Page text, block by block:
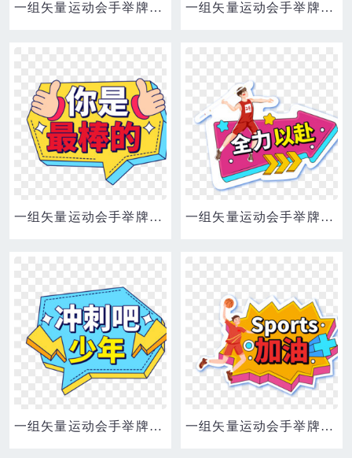
一组矢量运动会手举牌合集元素三 一组矢量运动会手举牌合集元素一
一组矢量运动会手举牌合集元素六 一组矢量运动会手举牌套图合集元素一
一组矢量运动会手举牌合集元素四 一组矢量运动会手举牌套图合集元素三